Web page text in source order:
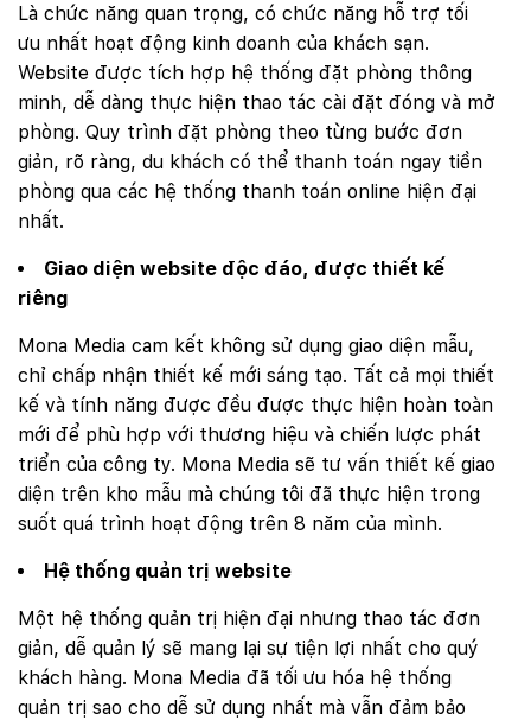
Là chức năng quan trọng, có chức năng hỗ trợ tối
ưu nhất hoạt động kinh doanh của khách sạn.
Website được tích hợp hệ thống đặt phòng thông
minh, dễ dàng thực hiện thao tác cài đặt đóng và mở
phòng. Quy trình đặt phòng theo từng bước đơn
giản, rõ ràng, du khách có thể thanh toán ngay tiền
phòng qua các hệ thống thanh toán online hiện đại
nhất.
Giao diện website độc đáo, được thiết kế
riêng
Mona Media cam kết không sử dụng giao diện mẫu,
chỉ chấp nhận thiết kế mới sáng tạo. Tất cả mọi thiết
kế và tính năng được đều được thực hiện hoàn toàn
mới để phù hợp với thương hiệu và chiến lược phát
triển của công ty. Mona Media sẽ tư vấn thiết kế giao
diện trên kho mẫu mà chúng tôi đã thực hiện trong
suốt quá trình hoạt động trên 8 năm của mình.
Hệ thống quản trị website
Một hệ thống quản trị hiện đại nhưng thao tác đơn
giản, dễ quản lý sẽ mang lại sự tiện lợi nhất cho quý
khách hàng. Mona Media đã tối ưu hóa hệ thống
quản trị sao cho dễ sử dụng nhất mà vẫn đảm bảo